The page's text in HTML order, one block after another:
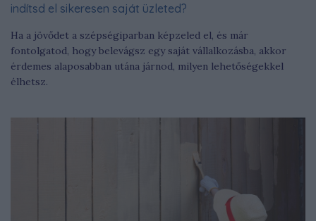
indítsd el sikeresen saját üzleted?
Ha a jövődet a szépségiparban képzeled el, és már
fontolgatod, hogy belevágsz egy saját vállalkozásba, akkor
érdemes alaposabban utána járnod, milyen lehetőségekkel
élhetsz.